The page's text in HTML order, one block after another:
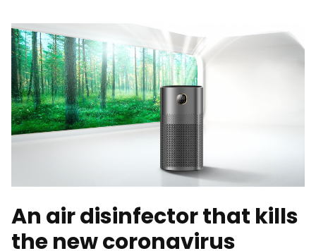
An air disinfector that kills
the new coronavirus